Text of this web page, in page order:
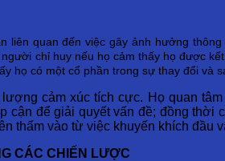
liên quan đến việc gây ảnh hưởng
chỉ huy nếu họ cảm thấy họ được
họ có một cổ phần trong sự thay đổi
cảm xúc tích cực. Họ quan
cận để giải quyết vấn đề; đồng
thấm vào từ việc khuyến khích
CÁC CHIẾN LƯỢC